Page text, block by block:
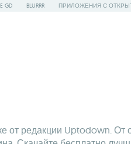
GD BLURRR ПРИЛОЖЕНИЯ С
редакции Uptodown. От